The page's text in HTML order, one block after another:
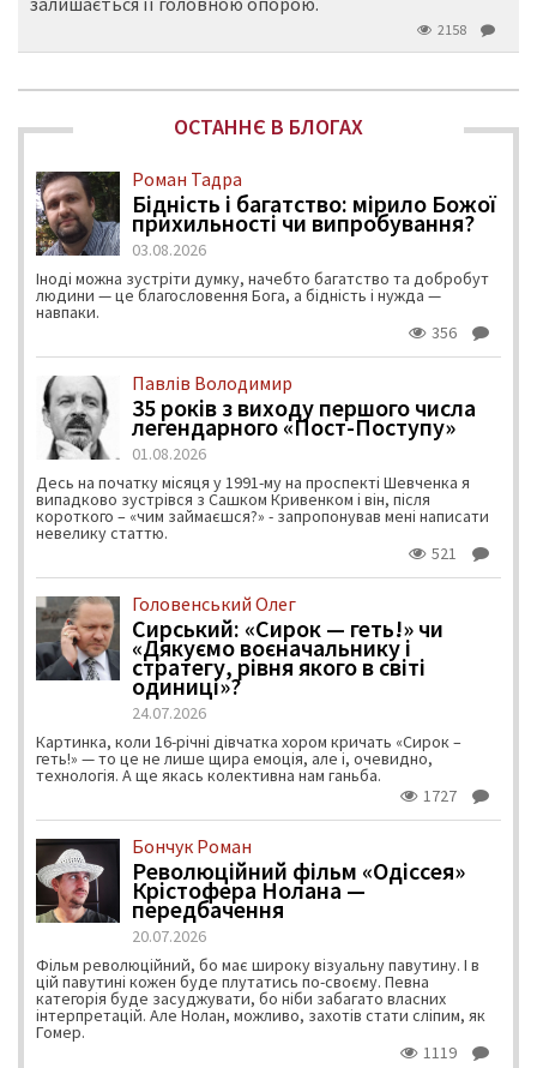
2158
ОСТАННЄ В БЛОГАХ
Роман Тадра
Бідність і багатство: мірило Божої
прихильності чи випробування?
03.08.2026
Іноді можна зустріти думку, начебто багатство та добробут
людини — це благословення Бога, а бідність і нужда —
навпаки.
356
Павлів Володимир
35 років з виходу першого числа
легендарного «Пост-Поступу»
01.08.2026
Десь на початку місяця у 1991-му на проспекті Шевченка я
випадково зустрівся з Сашком Кривенком і він, після
короткого – «чим займаєшся?» - запропонував мені написати
невелику статтю.
521
Головенський Олег
Сирський: «Сирок — геть!» чи
«Дякуємо воєначальнику і
стратегу, рівня якого в світі
одиниці»?
24.07.2026
Картинка, коли 16-річні дівчатка хором кричать «Сирок –
геть!» — то це не лише щира емоція, але і, очевидно,
технологія. А ще якась колективна нам ганьба.
1727
Бончук Роман
Революційний фільм «Одіссея»
Крістофера Нолана —
передбачення
20.07.2026
Фільм революційний, бо має широку візуальну павутину. І в
цій павутині кожен буде плутатись по-своєму. Певна
категорія буде засуджувати, бо ніби забагато власних
інтерпретацій. Але Нолан, можливо, захотів стати сліпим, як
Гомер.
1119